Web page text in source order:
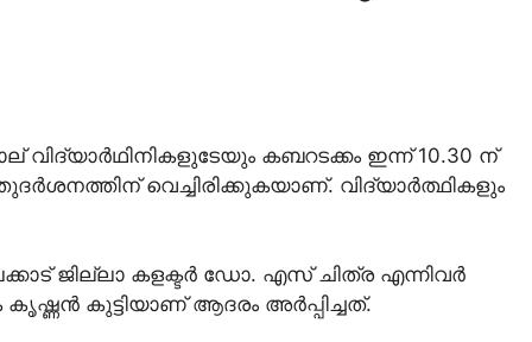
വിദ്യാര്‍ഥിനികളുടേയും കബറടക്കം ഇന്ന് 10.30 ന്
വെച്ചിരിക്കുകയാണ്. വിദ്യാര്‍ത്ഥികളും
ജില്ലാ കളക്ടര്‍ ഡോ. എസ് ചിത്ര എന്നിവര്‍
കുട്ടിയാണ് ആദരം അര്‍പ്പിച്ചത്.